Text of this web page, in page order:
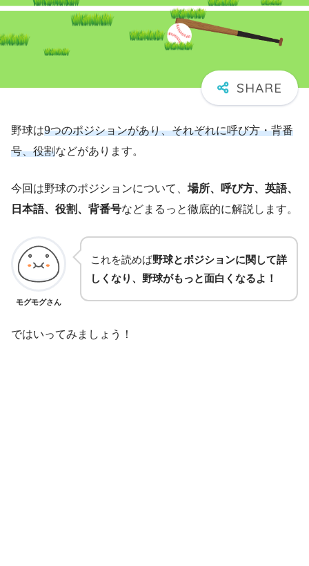
野球は9つのポジションがあり、それぞれに呼び方・背番
号、役割などがあります。
今回は野球のポジションについて、 場所、呼び方、英語、
日本語、役割、背番号などまるっと徹底的に解説します。
モグモグさん
これを読めば野球とポジションに関して詳
しくなり、野球がもっと面白くなるよ！
ではいってみましょう！